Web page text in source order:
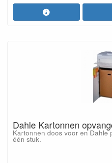
Dahle Kartonnen
Kartonnen doos voor en
één stuk.